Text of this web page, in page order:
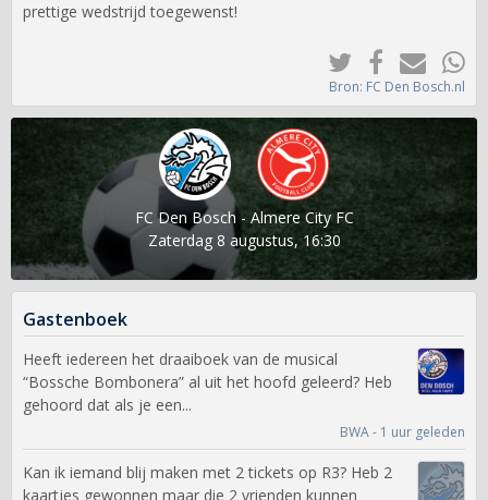
prettige wedstrijd toegewenst!
Bron: FC Den Bosch.nl
FC Den Bosch - Almere City FC
Zaterdag 8 augustus, 16:30
Gastenboek
Heeft iedereen het draaiboek van de musical
“Bossche Bombonera” al uit het hoofd geleerd? Heb
gehoord dat als je een...
BWA - 1 uur geleden
Kan ik iemand blij maken met 2 tickets op R3? Heb 2
kaartjes gewonnen maar die 2 vrienden kunnen